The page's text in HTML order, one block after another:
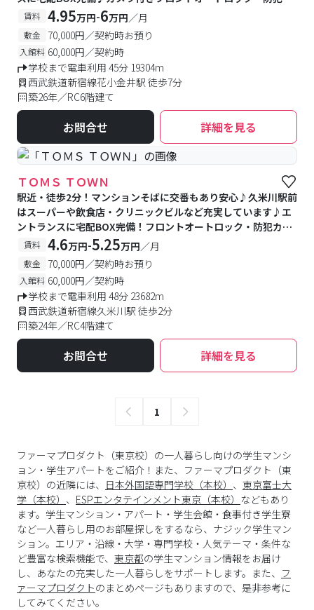
メラ付きで安心♪駅前には24時間営業のスーパーなどお店が充
賃料 4.95万円-6万円／月
敷金 70,000円／契約時お預り
入館料 60,000円／契約時
学校まで電車利用 45分 19304m
西武鉄道新宿線花小金井駅 徒歩7分
築26年／RC6階建て
お問合せ 詳細を見る
ＴＯＭＳ ＴＯＷＮ
駅近・徒歩2分！マンションそばに交番もあり安心♪久米川駅前
はスーパーや飲食店・クリニックビルなど充実しています♪エ
ントランスに宅配BOX完備！フロントオートロック・防犯カメ
ラ付きで安心♪
賃料 4.6万円-5.25万円／月
敷金 70,000円／契約時お預り
入館料 60,000円／契約時
学校まで電車利用 48分 23682m
西武鉄道新宿線久米川駅 徒歩2分
築24年／RC4階建て
お問合せ 詳細を見る
1
ファーマプロダクト（東京校）の一人暮らし向けの学生マンシ
ョン・学生アパートをご紹介！また、ファーマプロダクト（東
京校）の近隣には、 日本外国語専門学校（本校） 、 東京富士大
学（本校） 、 ESPエンタテインメント東京（本校） などもあり
ます。学生マンション・アパート・学生会館・食事付き学生寮
など一人暮らし用のお部屋探しをするなら、ナジック学生マン
ション。エリア・沿線・大学・専門学校・人気テーマ・条件な
ど豊富な検索機能で、 東京都の学生マンション情報をお届け
し、あなたの充実した一人暮らしをサポートします。また、 フ
ァーマプロダクトのまとめページもありますので、是非参考に
してみてください。